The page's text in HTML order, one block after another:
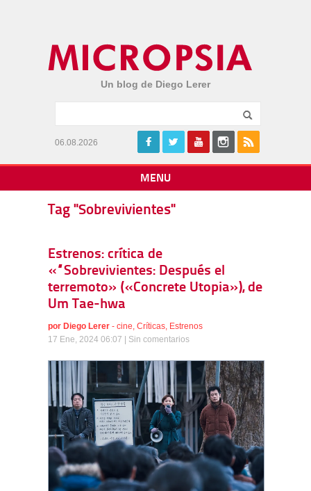
Un blog de Diego Lerer
06.08.2026
MENU
Tag "Sobrevivientes"
Estrenos: crítica de
«“Sobrevivientes: Después el
terremoto» («Concrete Utopia»), de
Um Tae-hwa
por Diego Lerer - cine, Críticas, Estrenos
17 Ene, 2024 06:07 | Sin comentarios